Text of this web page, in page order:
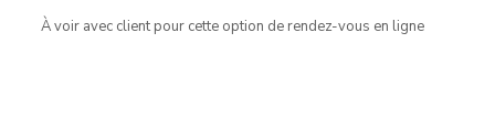
À voir avec client pour cette option de rendez-vous en ligne